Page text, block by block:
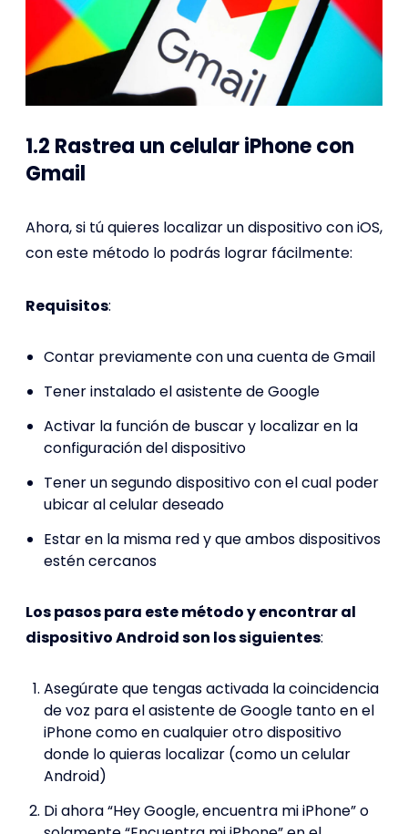
1.2 Rastrea un celular iPhone con
Gmail
Ahora, si tú quieres localizar un dispositivo con iOS,
con este método lo podrás lograr fácilmente:
Requisitos:
Contar previamente con una cuenta de Gmail
Tener instalado el asistente de Google
Activar la función de buscar y localizar en la
configuración del dispositivo
Tener un segundo dispositivo con el cual poder
ubicar al celular deseado
Estar en la misma red y que ambos dispositivos
estén cercanos
Los pasos para este método y encontrar al
dispositivo Android son los siguientes:
Asegúrate que tengas activada la coincidencia
de voz para el asistente de Google tanto en el
iPhone como en cualquier otro dispositivo
donde lo quieras localizar (como un celular
Android)
Di ahora “Hey Google, encuentra mi iPhone” o